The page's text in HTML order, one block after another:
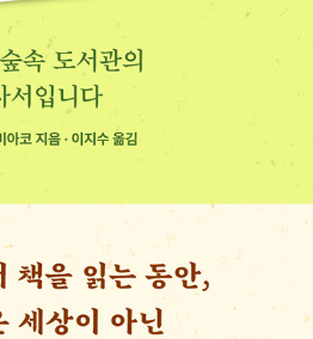
린 ‘남에게 폐를 끼치지 말자‘는 생각
를 끼치지 말자‘의 정도가 심해져서
면 타자와 관계를 맺지 못할 정도의
치는 방법을 가르쳐주는 사람이나
도 나타났습니다.
수 없음‘에 있었던 것 같습니다. 또
공개한 것이 오히려 윤활유가 되어주
』의 저자 쓰지 신이치가 슬로, 즉 느
버리지 않고 거기서 가능성을 발견했